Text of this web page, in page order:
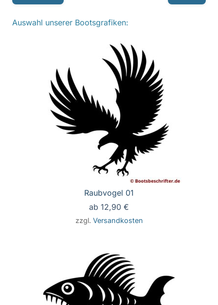
Auswahl unserer Bootsgrafiken:
Raubvogel 01
ab 12,90 €
zzgl. Versandkosten